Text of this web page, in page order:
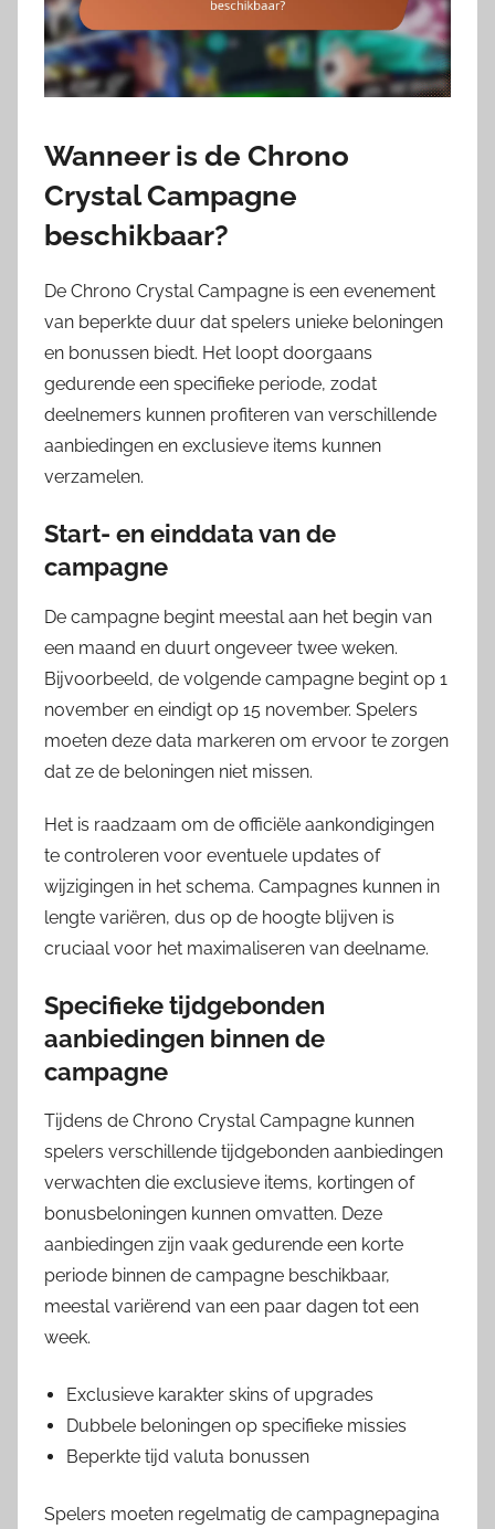
Wanneer is de Chrono
Crystal Campagne
beschikbaar?
De Chrono Crystal Campagne is een evenement
van beperkte duur dat spelers unieke beloningen
en bonussen biedt. Het loopt doorgaans
gedurende een specifieke periode, zodat
deelnemers kunnen profiteren van verschillende
aanbiedingen en exclusieve items kunnen
verzamelen.
Start- en einddata van de
campagne
De campagne begint meestal aan het begin van
een maand en duurt ongeveer twee weken.
Bijvoorbeeld, de volgende campagne begint op 1
november en eindigt op 15 november. Spelers
moeten deze data markeren om ervoor te zorgen
dat ze de beloningen niet missen.
Het is raadzaam om de officiële aankondigingen
te controleren voor eventuele updates of
wijzigingen in het schema. Campagnes kunnen in
lengte variëren, dus op de hoogte blijven is
cruciaal voor het maximaliseren van deelname.
Specifieke tijdgebonden
aanbiedingen binnen de
campagne
Tijdens de Chrono Crystal Campagne kunnen
spelers verschillende tijdgebonden aanbiedingen
verwachten die exclusieve items, kortingen of
bonusbeloningen kunnen omvatten. Deze
aanbiedingen zijn vaak gedurende een korte
periode binnen de campagne beschikbaar,
meestal variërend van een paar dagen tot een
week.
Exclusieve karakter skins of upgrades
Dubbele beloningen op specifieke missies
Beperkte tijd valuta bonussen
Spelers moeten regelmatig de campagnepagina